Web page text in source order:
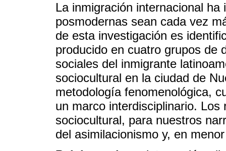
La inmigración internacional
posmodernas sean cada vez
de esta investigación es
producido en cuatro grupos de
sociales del inmigrante
sociocultural en la ciudad de
metodología fenomenológica,
un marco interdisciplinario.
sociocultural, para nuestros
del asimilacionismo y, en